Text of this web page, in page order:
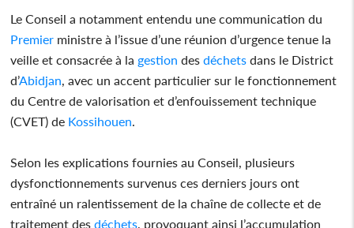
Le Conseil a notamment entendu une communication du
Premier ministre à l’issue d’une réunion d’urgence tenue la
veille et consacrée à la gestion des déchets dans le District
d’Abidjan , avec un accent particulier sur le fonctionnement
du Centre de valorisation et d’enfouissement technique
(CVET) de Kossihouen
Selon les explications fournies au Conseil, plusieurs
dysfonctionnements survenus ces derniers jours ont
entraîné un ralentissement de la chaîne de collecte et de
traitement des déchets , provoquant ainsi l’accumulation